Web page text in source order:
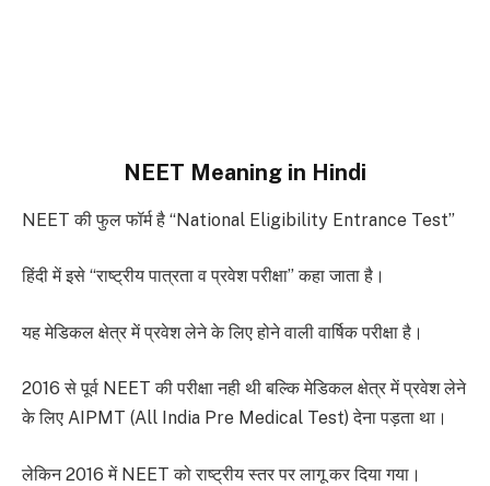
NEET Meaning in Hindi
NEET की फुल फॉर्म है “National Eligibility Entrance Test”
हिंदी में इसे “राष्ट्रीय पात्रता व प्रवेश परीक्षा” कहा जाता है।
यह मेडिकल क्षेत्र में प्रवेश लेने के लिए होने वाली वार्षिक परीक्षा है।
2016 से पूर्व NEET की परीक्षा नही थी बल्कि मेडिकल क्षेत्र में प्रवेश लेने
के लिए AIPMT (All India Pre Medical Test) देना पड़ता था।
लेकिन 2016 में NEET को राष्ट्रीय स्तर पर लागू कर दिया गया।